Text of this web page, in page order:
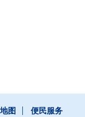
图 便民服务